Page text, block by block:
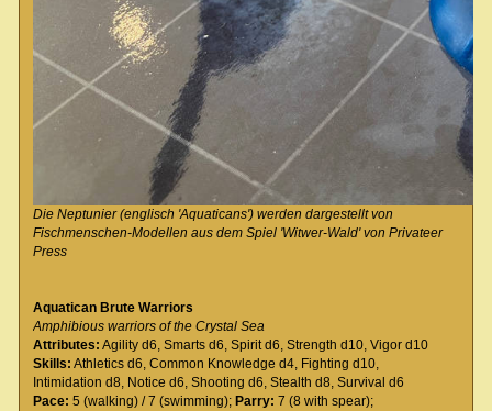
Die Neptunier (englisch 'Aquaticans') werden dargestellt von
Fischmenschen-Modellen aus dem Spiel 'Witwer-Wald' von Privateer
Press
Aquatican Brute Warriors
Amphibious warriors of the Crystal Sea
Attributes: Agility d6, Smarts d6, Spirit d6, Strength d10, Vigor d10
Skills: Athletics d6, Common Knowledge d4, Fighting d10,
Intimidation d8, Notice d6, Shooting d6, Stealth d8, Survival d6
Pace: 5 (walking) / 7 (swimming); Parry: 7 (8 with spear);